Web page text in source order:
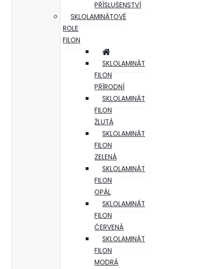
PŘÍSLUŠENSTVÍ
SKLOLAMINÁTOVÉ
ROLE
FILON
SKLOLAMINÁT
FILON
PŘÍRODNÍ
SKLOLAMINÁT
FILON
ŽLUTÁ
SKLOLAMINÁT
FILON
ZELENÁ
SKLOLAMINÁT
FILON
OPÁL
SKLOLAMINÁT
FILON
ČERVENÁ
SKLOLAMINÁT
FILON
MODRÁ